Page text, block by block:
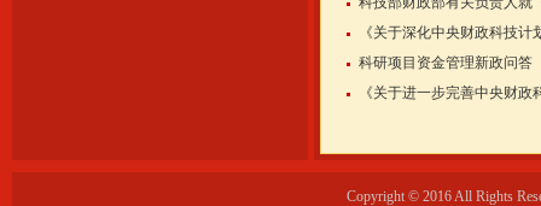
《关于深化中央财政科技
科研项目资金管理新政问答
《关于进一步完善中央财
Copyright © 2016 All Rights